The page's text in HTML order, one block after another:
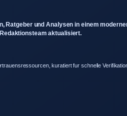
Ratgeber und Analysen in einem
aktualisiert.
kuratiert fur schnelle